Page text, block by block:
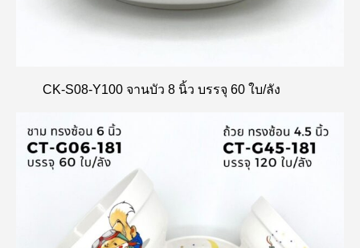
CK-S08-Y100 จานบัว 8 นิ้ว บรรจุ 60 ใบ/ลัง